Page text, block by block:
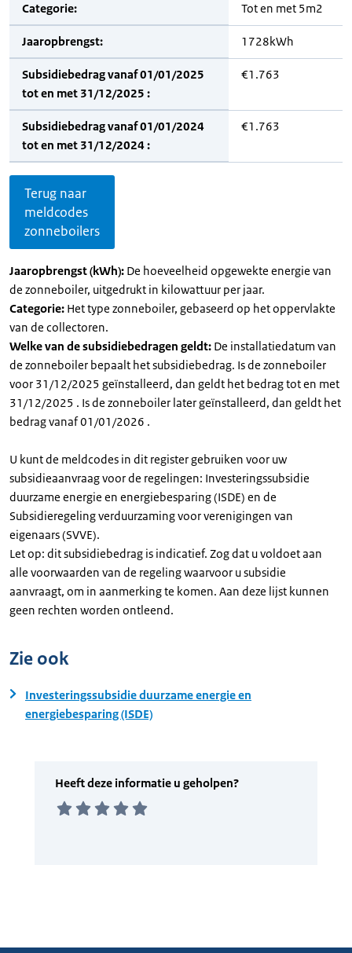
Categorie: Tot en met 5m2
Jaaropbrengst: 1728kWh
Subsidiebedrag vanaf 01/01/2025
tot en met 31/12/2025 :
€1.763
Subsidiebedrag vanaf 01/01/2024
tot en met 31/12/2024 :
€1.763
Terug naar
meldcodes
zonneboilers
Jaaropbrengst (kWh): De hoeveelheid opgewekte energie van
de zonneboiler, uitgedrukt in kilowattuur per jaar.
Categorie: Het type zonneboiler, gebaseerd op het oppervlakte
van de collectoren.
Welke van de subsidiebedragen geldt: De installatiedatum van
de zonneboiler bepaalt het subsidiebedrag. Is de zonneboiler
voor 31/12/2025 geïnstalleerd, dan geldt het bedrag tot en met
31/12/2025 . Is de zonneboiler later geïnstalleerd, dan geldt het
bedrag vanaf 01/01/2026 .
U kunt de meldcodes in dit register gebruiken voor uw
subsidieaanvraag voor de regelingen: Investeringssubsidie
duurzame energie en energiebesparing (ISDE) en de
Subsidieregeling verduurzaming voor verenigingen van
eigenaars (SVVE).
Let op: dit subsidiebedrag is indicatief. Zog dat u voldoet aan
alle voorwaarden van de regeling waarvoor u subsidie
aanvraagt, om in aanmerking te komen. Aan deze lijst kunnen
geen rechten worden ontleend.
Zie ook
Investeringssubsidie duurzame energie en
energiebesparing (ISDE)